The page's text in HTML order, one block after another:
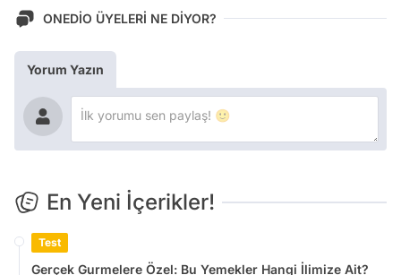
ONEDİO ÜYELERİ NE DİYOR?
Yorum Yazın
En Yeni İçerikler!
Test
Gerçek Gurmelere Özel: Bu Yemekler Hangi İlimize Ait?